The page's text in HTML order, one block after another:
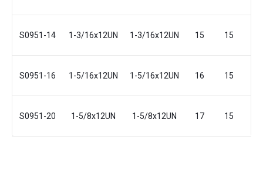
S0951-14 1-3/16x12UN 1-3/16x12UN 15 15
S0951-16 1-5/16x12UN 1-5/16x12UN 16 15
S0951-20 1-5/8x12UN 1-5/8x12UN 17 15